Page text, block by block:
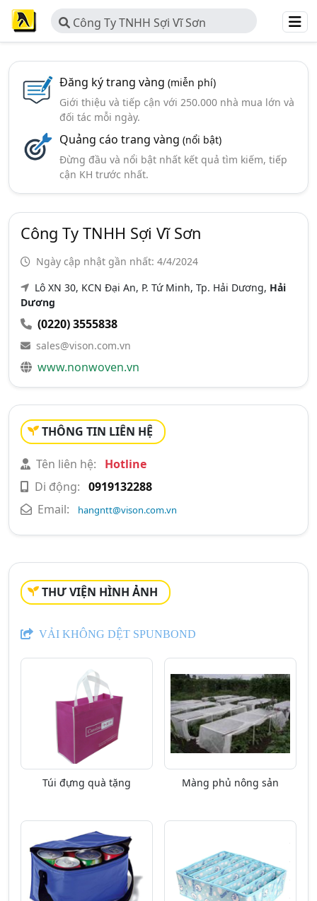
Công Ty TNHH Sợi Vĩ Sơn
Đăng ký trang vàng (miễn phí)
Giới thiệu và tiếp cận với 250.000 nhà mua lớn và
đối tác mỗi ngày.
Quảng cáo trang vàng (nổi bật)
Đừng đầu và nổi bật nhất kết quả tìm kiếm, tiếp
cận KH trước nhất.
Công Ty TNHH Sợi Vĩ Sơn
Ngày cập nhật gần nhất: 4/4/2024
Lô XN 30, KCN Đại An, P. Tứ Minh, Tp. Hải Dương, Hải
Dương
(0220) 3555838
sales@vison.com.vn
www.nonwoven.vn
THÔNG TIN LIÊN HỆ
Tên liên hệ:
Hotline
Di động: 0919132288
Email:
hangntt@vison.com.vn
THƯ VIỆN HÌNH ẢNH
VẢI KHÔNG DỆT SPUNBOND
Túi đựng quà tặng Màng phủ nông sản